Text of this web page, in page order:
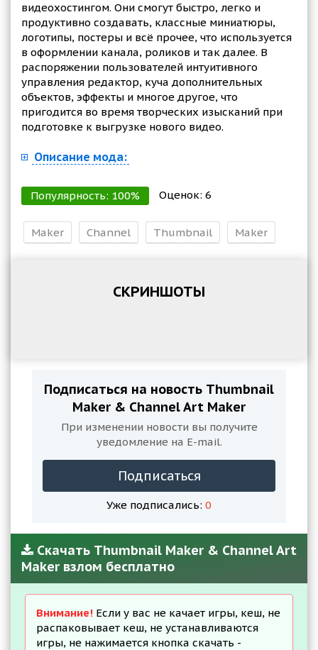
видеохостингом. Они смогут быстро, легко и
продуктивно создавать, классные миниатюры,
логотипы, постеры и всё прочее, что используется
в оформлении канала, роликов и так далее. В
распоряжении пользователей интуитивного
управления редактор, куча дополнительных
объектов, эффекты и многое другое, что
пригодится во время творческих изысканий при
подготовке к выгрузке нового видео.
Описание мода:
Популярность: 100% Оценок: 6
Maker Channel Thumbnail Maker
СКРИНШОТЫ
Подписаться на новость Thumbnail
Maker & Channel Art Maker
При изменении новости вы получите
уведомление на E-mail.
Подписаться
Уже подписались: 0
Скачать Thumbnail Maker & Channel Art
Maker взлом бесплатно
Внимание! Если у вас не качает игры, кеш, не
распаковывает кеш, не устанавливаются
игры, не нажимается кнопка скачать -